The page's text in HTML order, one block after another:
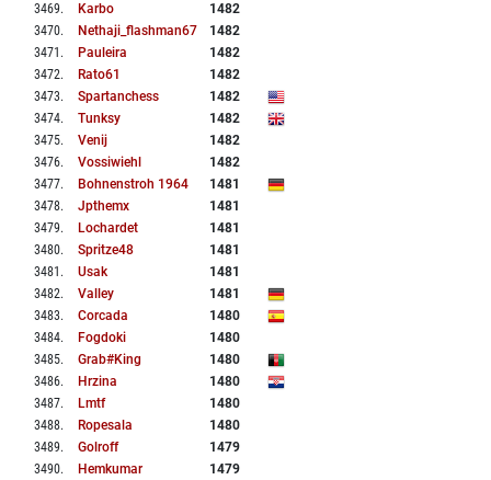
3469. Karbo
1482
3470. Nethaji_flashman67
1482
3471 . Pauleira
1482
3472. Rato61
1482
3473. Spartanchess
1482
3474. Tunksy
1482
3475. Venij
1482
3476. Vossiwiehl
1482
3477. Bohnenstroh 1964
1481
3478. Jpthemx
1481
3479. Lochardet
1481
3480. Spritze48
1481
3481 . Usak
1481
3482. Valley
1481
3483. Corcada
1480
3484. Fogdoki
1480
3485. Grab#king
1480
3486. Hrzina
1480
3487. Lmtf
1480
3488. Ropesala
1480
3489. Golroff
1479
3490. Hemkumar
1479